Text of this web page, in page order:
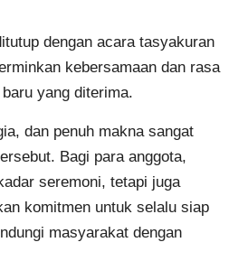
dengan acara tasyakuran
kebersamaan dan rasa
yang diterima.
dan penuh makna sangat
Bagi para anggota,
seremoni, tetapi juga
komitmen untuk selalu siap
masyarakat dengan